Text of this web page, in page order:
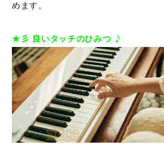
めます。
★彡 良いタッチのひみつ ♪